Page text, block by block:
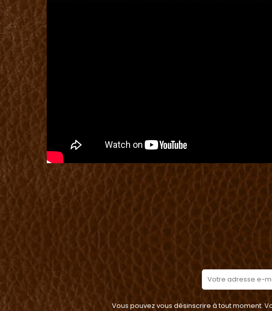
Vous pouvez vous désinscrire à tout moment.